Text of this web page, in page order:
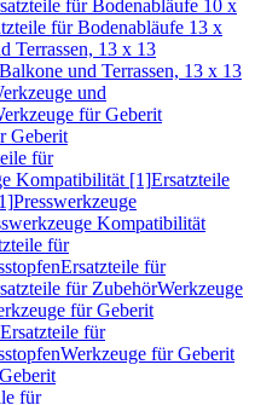
für Bodenabläufe 10 x
für Bodenabläufe 13 x
Terrassen, 13 x 13
und Terrassen, 13 x 13
und
für Geberit
Geberit
für
Kompatibilität [1]Ersatzteile
Presswerkzeuge
Kompatibilität
für
Ersatzteile für
für ZubehörWerkzeuge
für Geberit
Ersatzteile für
Werkzeuge für Geberit
für